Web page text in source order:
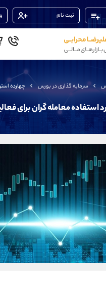
ثبت نام
سرمایه گذاری در بورس چهارده
استفاده معامله گران برای
یزدی)
شروع
پوراسماعیلی)
تهرانی)